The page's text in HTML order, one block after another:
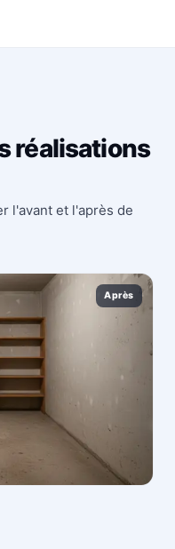
réalisations
l'avant et l'après de
Après